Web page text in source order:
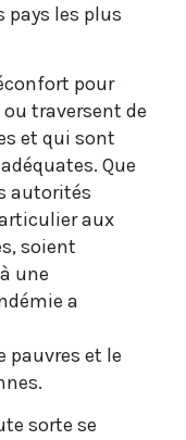
pays les plus
pour
traversent de
et qui sont
Que
autorités
aux
soient
une
a
pauvres et le
sorte se